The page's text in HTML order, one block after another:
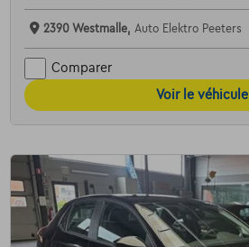
2390 Westmalle, Auto Elektro Peeters
Comparer
Voir le véhicule